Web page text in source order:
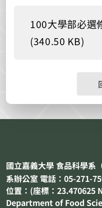
100大學部必選
(340.50 KB)
國立嘉義大學 食品科學系
系辦公室 電話：05-271-
位置：(座標：23.470625
Department ofFood